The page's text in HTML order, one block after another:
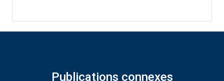
Publications connexes